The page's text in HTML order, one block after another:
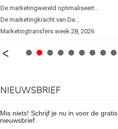
De marketingwereld optimaliseert...
De marketingkracht van De...
Marketingtransfers week 28, 2026
NIEUWSBRIEF
Mis niets! Schrijf je nu in voor de gratis
nieuwsbrief.